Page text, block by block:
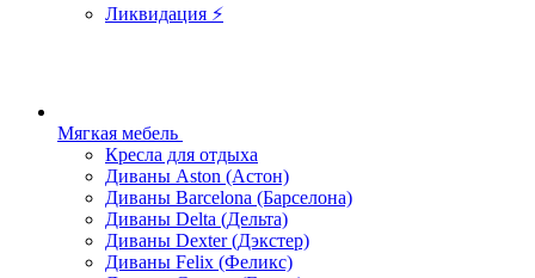
Ликвидация ⚡
Мягкая мебель
Кресла для отдыха
Диваны Aston (Астон)
Диваны Barcelona (Барселона)
Диваны Delta (Дельта)
Диваны Dexter (Дэкстер)
Диваны Felix (Феликс)